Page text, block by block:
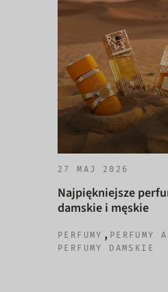
27 MAJ 2026
Najpiękniejsze
damskie i męskie
PERFUMY , PERFUMY
PERFUMY DAMSKIE